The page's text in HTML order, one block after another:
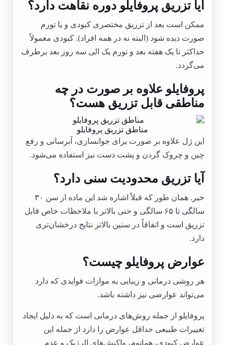
آیا تزریق پروفایلو دوره نقاهت دارد؟
ممکن است بعد از تزریق مختصری کبودی و یا تورم
صورت دیده شود (البته نه در همه افراد). کبودی معمولاً
حداکثر تا یک هفته بعد و تورم یک الی سه روز بعد برطرف
می‌گردد.
پروفایلو علاوه بر صورت در چه
مناطقی قابل تزریق هست؟
مناطق تزریق پروفایلو
این ژل علاوه بر صورت برای جوانسازی، آبرسانی و رفع
چین و چروک گردن و پشت دست نیز استفاده می‌شود.
آیا تزریق محدودیت سنی دارد؟
خیر. همان طور که قبلاً اشاره شد این ماده از سن ۳۰
سالگی تا ۶۵ سالگی و حتی بالاتر با ملاحظات خاص قابل
تزریق است و اتفاقاً در سنین بالاتر نتایج درخشان‌تری
دارد.
عوارض پروفایلو چیست؟
هر روشی درمانی و زیبایی به موازات فوایدی که دارد
می‌تواند عوارضی نیز داشته باشد.
پروفایلو از جمله روش‌های درمانی است که به دلیل ایجاد
تغییرات طبیعی حداقل عوارض را دارد از جمله این
عوارض کبودی، هماتوم، واکنش‌های الرژیک و عدم